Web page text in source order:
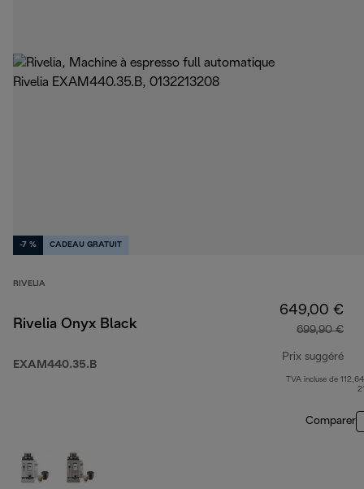
-7 % CADEAU GRATUIT
RIVELIA
Rivelia Onyx Black
EXAM440.35.B
649,00 €
699,90 €
Prix suggéré
TVA incluse de
Comparer